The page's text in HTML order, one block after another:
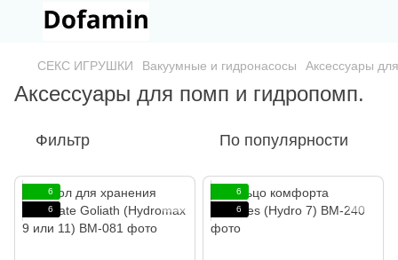
СЕКС ИГРУШКИ Вакуумные и гидронасосы Аксессуары
Аксессуары для помп и гидропомп.
Фильтр По популярности
6
6
6
6